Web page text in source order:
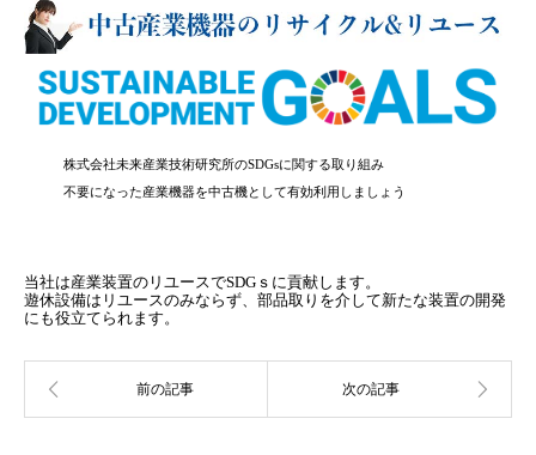
株式会社未来産業技術研究所のSDGsに関する取り組み
不要になった産業機器を中古機として有効利用しましょう
当社は産業装置のリユースでSDGｓに貢献します。
遊休設備はリユースのみならず、部品取りを介して新たな装置の開発
にも役立てられます。